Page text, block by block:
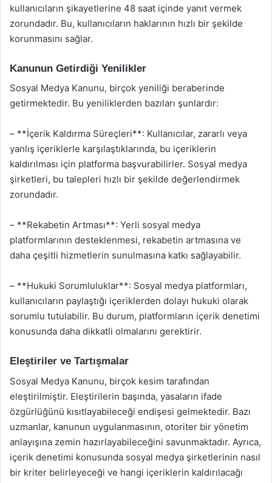
kullanıcıların şikayetlerine 48 saat içinde yanıt vermek
zorundadır. Bu, kullanıcıların haklarının hızlı bir şekilde
korunmasını sağlar.
Kanunun Getirdiği Yenilikler
Sosyal Medya Kanunu, birçok yeniliği beraberinde
getirmektedir. Bu yeniliklerden bazıları şunlardır:
– **İçerik Kaldırma Süreçleri**: Kullanıcılar, zararlı veya
yanlış içeriklerle karşılaştıklarında, bu içeriklerin
kaldırılması için platforma başvurabilirler. Sosyal medya
şirketleri, bu talepleri hızlı bir şekilde değerlendirmek
zorundadır.
– **Rekabetin Artması**: Yerli sosyal medya
platformlarının desteklenmesi, rekabetin artmasına ve
daha çeşitli hizmetlerin sunulmasına katkı sağlayabilir.
– **Hukuki Sorumluluklar**: Sosyal medya platformları,
kullanıcıların paylaştığı içeriklerden dolayı hukuki olarak
sorumlu tutulabilir. Bu durum, platformların içerik denetimi
konusunda daha dikkatli olmalarını gerektirir.
Eleştiriler ve Tartışmalar
Sosyal Medya Kanunu, birçok kesim tarafından
eleştirilmiştir. Eleştirilerin başında, yasaların ifade
özgürlüğünü kısıtlayabileceği endişesi gelmektedir. Bazı
uzmanlar, kanunun uygulanmasının, otoriter bir yönetim
anlayışına zemin hazırlayabileceğini savunmaktadır. Ayrıca,
içerik denetimi konusunda sosyal medya şirketlerinin nasıl
bir kriter belirleyeceği ve hangi içeriklerin kaldırılacağı